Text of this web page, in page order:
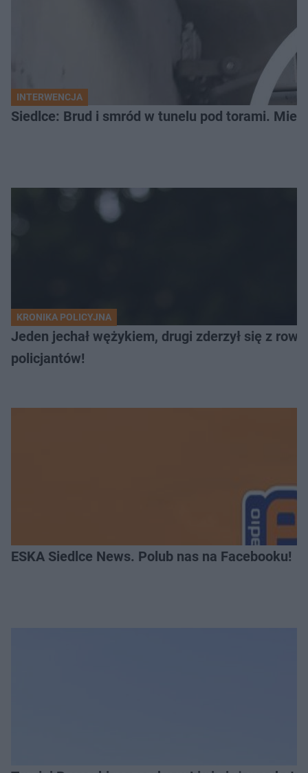
INTERWENCJA
Siedlce: Brud i smród w tunelu pod torami.
KRONIKA POLICYJNA
Jeden jechał wężykiem, drugi zderzył się z
policjantów!
ESKA Siedlce News. Polub nas na Facebooku!